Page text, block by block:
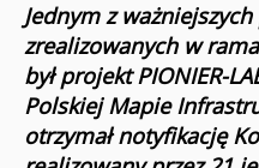
Jednym z
zrealizowanych w
był projekt PIONIER-
Polskiej Mapie
otrzymał notyfikację